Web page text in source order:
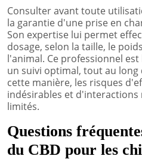
Consulter avant toute
la garantie d'une prise en
Son expertise lui permet
dosage, selon la taille, le
l'animal. Ce professionnel
un suivi optimal, tout au long
cette manière, les risques
indésirables et
limités.
Questions
du CBD pour les